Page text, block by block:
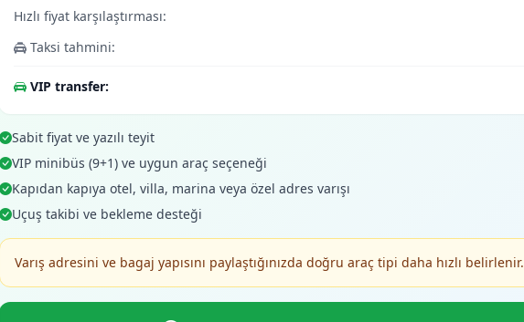
Hızlı fiyat karşılaştırması:
Taksi tahmini:
VIP transfer:
Sabit fiyat ve yazılı teyit
VIP minibüs (9+1) ve uygun araç seçeneği
Kapıdan kapıya otel, villa, marina veya özel adres varışı
Uçuş takibi ve bekleme desteği
Varış adresini ve bagaj yapısını paylaştığınızda doğru araç tipi daha hızlı belirlenir.